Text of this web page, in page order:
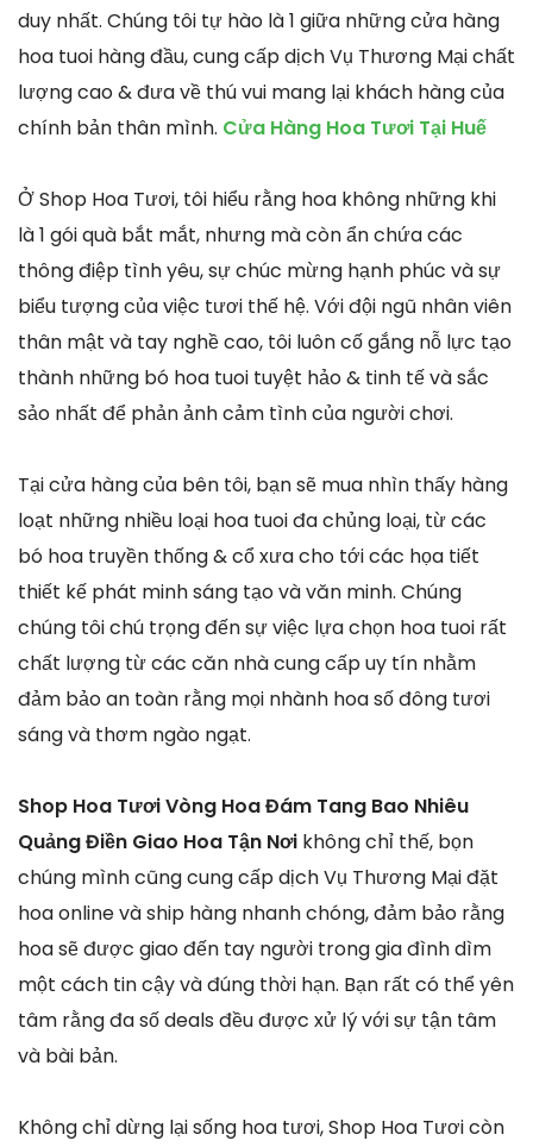
duy nhất. Chúng tôi tự hào là 1 giữa những cửa hàng
hoa tuoi hàng đầu, cung cấp dịch Vụ Thương Mại chất
lượng cao & đưa về thú vui mang lại khách hàng của
chính bản thân mình. Cửa Hàng Hoa Tươi Tại Huế
Ở Shop Hoa Tươi, tôi hiểu rằng hoa không những khi
là 1 gói quà bắt mắt, nhưng mà còn ẩn chứa các
thông điệp tình yêu, sự chúc mừng hạnh phúc và sự
biểu tượng của việc tươi thế hệ. Với đội ngũ nhân viên
thân mật và tay nghề cao, tôi luôn cố gắng nỗ lực tạo
thành những bó hoa tuoi tuyệt hảo & tinh tế và sắc
sảo nhất để phản ảnh cảm tình của người chơi.
Tại cửa hàng của bên tôi, bạn sẽ mua nhìn thấy hàng
loạt những nhiều loại hoa tuoi đa chủng loại, từ các
bó hoa truyền thống & cổ xưa cho tới các họa tiết
thiết kế phát minh sáng tạo và văn minh. Chúng
chúng tôi chú trọng đến sự việc lựa chọn hoa tuoi rất
chất lượng từ các căn nhà cung cấp uy tín nhằm
đảm bảo an toàn rằng mọi nhành hoa số đông tươi
sáng và thơm ngào ngạt.
Shop Hoa Tươi Vòng Hoa Đám Tang Bao Nhiêu
Quảng Điền Giao Hoa Tận Nơi không chỉ thế, bọn
chúng mình cũng cung cấp dịch Vụ Thương Mại đặt
hoa online và ship hàng nhanh chóng, đảm bảo rằng
hoa sẽ được giao đến tay người trong gia đình dìm
một cách tin cậy và đúng thời hạn. Bạn rất có thể yên
tâm rằng đa số deals đều được xử lý với sự tận tâm
và bài bản.
Không chỉ dừng lại sống hoa tươi, Shop Hoa Tươi còn